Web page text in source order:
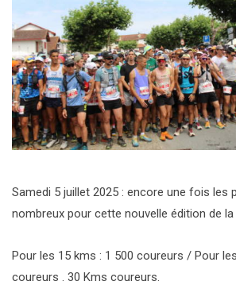
Samedi 5 juillet 2025 : encore une fois les
nombreux pour cette nouvelle édition de
Pour les 15 kms : 1 500 coureurs / Pour
coureurs . 30 Kms coureurs.